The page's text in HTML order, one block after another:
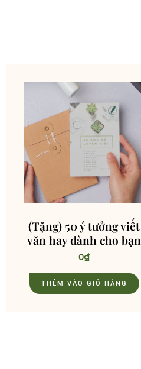
(Tặng) 50 ý tưởng viết
văn hay dành cho bạn
0₫
THÊM VÀO GIỎ HÀNG